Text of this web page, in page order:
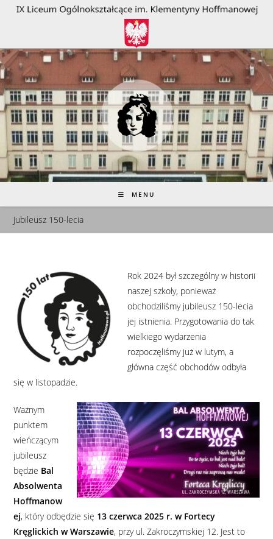
treści
MENU
Jubileusz 150-lecia
Rok 2024 był szczególny w historii
naszej szkoły, ponieważ
obchodziliśmy jubileusz 150-lecia
jej istnienia. Przygotowania do tak
wielkiego wydarzenia
rozpoczęliśmy już w lutym, a
główna część obchodów odbyła
się w listopadzie.
Ważnym
punktem
wieńczącym
jubileusz
będzie Bal
Absolwenta
Hoffmanow
ej, który odbędzie się 13 czerwca 2025 r. w Fortecy
Kręglickich w Warszawie, przy ul. Zakroczymskiej 12. Jest to